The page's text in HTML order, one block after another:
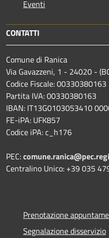
Eventi
CONTATTI
Comune di Ranica
Via Gavazzeni, 1 - 24020 -
Codice Fiscale: 00330380163
Partita IVA: 00330380163
IBAN: IT13G0103053410
FE-iPA: UFK857
Codice iPA: c_h176
PEC:
Centralino Unico: +39 035
Prenotazione
Segnalazione disservizio